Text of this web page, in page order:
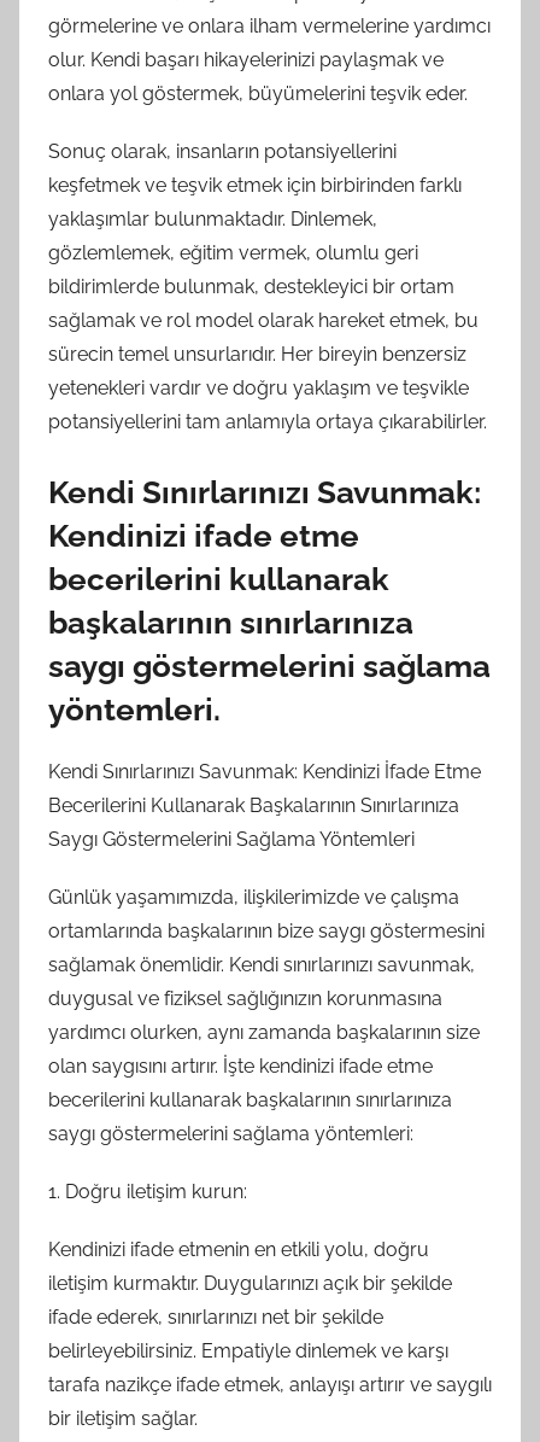
görmelerine ve onlara ilham vermelerine yardımcı
olur. Kendi başarı hikayelerinizi paylaşmak ve
onlara yol göstermek, büyümelerini teşvik eder.
Sonuç olarak, insanların potansiyellerini
keşfetmek ve teşvik etmek için birbirinden farklı
yaklaşımlar bulunmaktadır. Dinlemek,
gözlemlemek, eğitim vermek, olumlu geri
bildirimlerde bulunmak, destekleyici bir ortam
sağlamak ve rol model olarak hareket etmek, bu
sürecin temel unsurlarıdır. Her bireyin benzersiz
yetenekleri vardır ve doğru yaklaşım ve teşvikle
potansiyellerini tam anlamıyla ortaya çıkarabilirler.
Kendi Sınırlarınızı Savunmak:
Kendinizi ifade etme
becerilerini kullanarak
başkalarının sınırlarınıza
saygı göstermelerini sağlama
yöntemleri.
Kendi Sınırlarınızı Savunmak: Kendinizi İfade Etme
Becerilerini Kullanarak Başkalarının Sınırlarınıza
Saygı Göstermelerini Sağlama Yöntemleri
Günlük yaşamımızda, ilişkilerimizde ve çalışma
ortamlarında başkalarının bize saygı göstermesini
sağlamak önemlidir. Kendi sınırlarınızı savunmak,
duygusal ve fiziksel sağlığınızın korunmasına
yardımcı olurken, aynı zamanda başkalarının size
olan saygısını artırır. İşte kendinizi ifade etme
becerilerini kullanarak başkalarının sınırlarınıza
saygı göstermelerini sağlama yöntemleri:
1. Doğru iletişim kurun:
Kendinizi ifade etmenin en etkili yolu, doğru
iletişim kurmaktır. Duygularınızı açık bir şekilde
ifade ederek, sınırlarınızı net bir şekilde
belirleyebilirsiniz. Empatiyle dinlemek ve karşı
tarafa nazikçe ifade etmek, anlayışı artırır ve saygılı
bir iletişim sağlar.